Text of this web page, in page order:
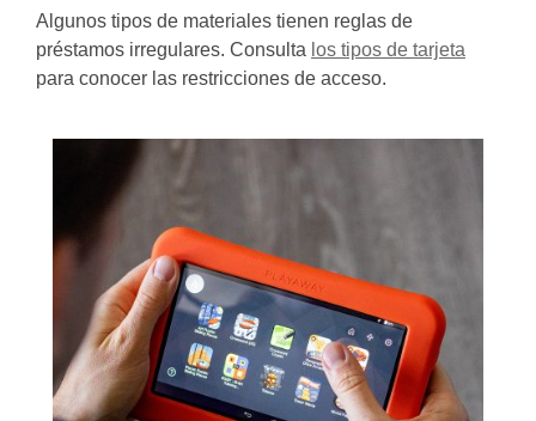
Algunos tipos de materiales tienen reglas de
préstamos irregulares. Consulta los tipos de tarjeta
para conocer las restricciones de acceso.